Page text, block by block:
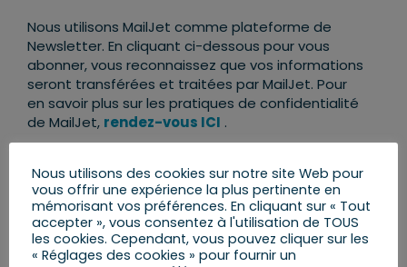
Nous utilisons MailJet comme plateforme de
Newsletter. En cliquant ci-dessous pour vous
abonner, vous reconnaissez que vos informations
seront transférées et traitées par MailJet. Pour
en savoir plus sur les pratiques de confidentialité
de MailJet, rendez-vous ICI .
Nous utilisons des cookies sur notre site Web pour
vous offrir une expérience la plus pertinente en
mémorisant vos préférences. En cliquant sur « Tout
accepter », vous consentez à l'utilisation de TOUS
les cookies. Cependant, vous pouvez cliquer sur les
« Réglages des cookies » pour fournir un